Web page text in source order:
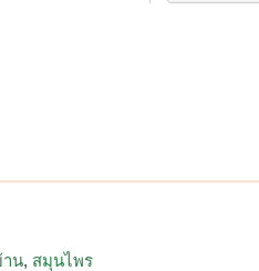
น สมุนไพร